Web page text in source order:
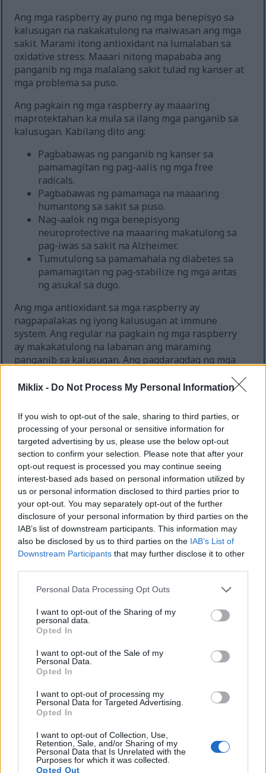
Miklix - Do Not Process My Personal Information
If you wish to opt-out of the sale, sharing to third parties, or
processing of your personal or sensitive information for
targeted advertising by us, please use the below opt-out
section to confirm your selection. Please note that after your
opt-out request is processed you may continue seeing
interest-based ads based on personal information utilized by
us or personal information disclosed to third parties prior to
your opt-out. You may separately opt-out of the further
disclosure of your personal information by third parties on the
IAB’s list of downstream participants. This information may
also be disclosed by us to third parties on the IAB’s List of
Downstream Participants that may further disclose it to other
Please note that this website/app uses one or more Google
not limited to your visit or usage behaviour. You may click to
grant or deny consent to Google and its third-party tags to
use your data for below specified purposes in below Google
consent section.
Personal Data Processing Opt Outs
I want to opt-out of the Sharing of my
personal data.
Opted In
I want to opt-out of the Sale of my
Personal Data.
Opted In
I want to opt-out of processing my
Personal Data for Targeted Advertising.
Opted In
I want to opt-out of Collection, Use,
Retention, Sale, and/or Sharing of my
Personal Data that Is Unrelated with the
Purposes for which it was collected.
Opted Out
Ang mga raspberry ay puno ng mga benepisyo sa
kalusugan na nakakatulong na maiwasan ang mga
sakit. Marami itong antioxidant na lumalaban sa
oxidative stress. Maaari nitong mapababa ang
panganib ng mga malalang sakit tulad ng kanser at
mga problema sa puso.
Ang pagkain ng mga raspberry ay maaaring
maprotektahan ka mula sa ilang mga panganib sa
kalusugan. Kabilang dito ang:
Pagbabawas ng panganib ng kanser sa
pamamagitan ng pag-aalis ng mga free
radicals.
Pagbabawas ng pamamaga na maaaring
humantong sa sakit sa puso.
Nag-aalok ng mga benepisyong
neuroprotective na maaaring makatulong sa
pag-iwas sa sakit na Alzheimer.
Tumutulong sa pamamahala ng diabetes sa
pamamagitan ng pag-stabilize ng mga antas
ng asukal sa dugo.
Ang mga antioxidant sa mga raspberry ay
nagpapalakas ng iyong kalusugan at immune
system. Ang regular na pagkain ng mga raspberry
ay makakatulong na labanan ang maraming
panganib sa kalusugan. Ang pagdaragdag ng mga
sa mga ito at nagpapabuti sa iyong pangmatagalang
Close-up ng hinog na pulang raspberry na may mga
impormasyon at mas mataas na resolution.
Kalusugan ng Balat at mga
Benepisyo ng Raspberry Laban
sa Pagtanda
Ang mga raspberry ay mainam para sa iyong balat,
ay nakakatulong sa paggawa ng collagen, na
nagpapanatili sa iyong balat na nababanat at
makinis. Habang tayo ay tumatanda, ang ating mga